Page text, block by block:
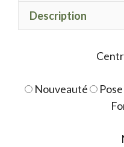
Description
Nouveauté